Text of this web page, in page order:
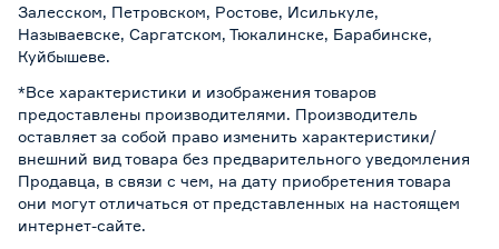
Залесском, Петровском, Ростове, Исилькуле,
Называевске, Саргатском, Тюкалинске, Барабинске,
Куйбышеве.
*Все характеристики и изображения товаров
предоставлены производителями. Производитель
оставляет за собой право изменить характеристики/
внешний вид товара без предварительного уведомления
Продавца, в связи с чем, на дату приобретения товара
они могут отличаться от представленных на настоящем
интернет-сайте.